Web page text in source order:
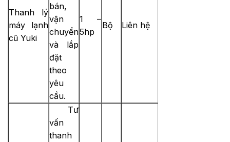
Thanh lý
máy lạnh
cũ Yuki
bán,
vận
chuyển
và lắp
đặt
theo
yêu
cầu.
1 –
5hp
Bộ Liên hệ
Tư
vấn
thanh